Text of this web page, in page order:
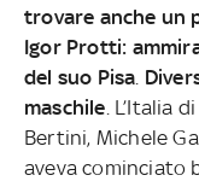
trovare anche un
Igor Protti:
del suo Pisa
maschile . L’Italia
Bertini, Michele
aveva cominciato